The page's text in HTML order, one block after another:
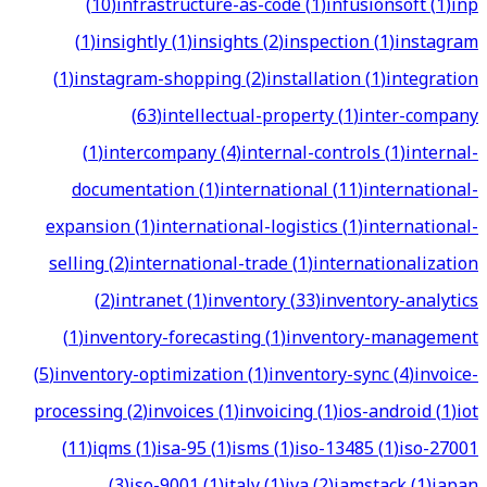
(1)insightly(1)insights(2)inspection(1)instagram
(1)instagram-shopping(2)installation(1)integration
(63)intellectual-property(1)inter-company
(1)intercompany(4)internal-controls(1)internal-
documentation(1)international(11)international-
expansion(1)international-logistics(1)international-
selling(2)international-trade(1)internationalization
(2)intranet(1)inventory(33)inventory-analytics
(1)inventory-forecasting(1)inventory-management
(5)inventory-optimization(1)inventory-sync(4)invoice-
processing(2)invoices(1)invoicing(1)ios-android(1)iot
(11)iqms(1)isa-95(1)isms(1)iso-13485(1)iso-27001